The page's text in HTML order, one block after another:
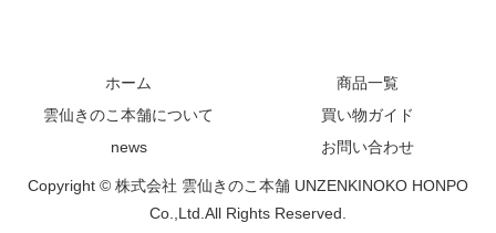
ホーム
商品一覧
雲仙きのこ本舗について
買い物ガイド
news
お問い合わせ
Copyright © 株式会社 雲仙きのこ本舗 UNZENKINOKO HONPO
Co.,Ltd.All Rights Reserved.